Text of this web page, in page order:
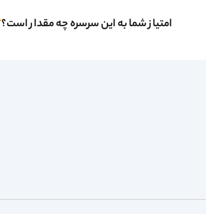
امتیاز شما به این سرسره چه مقدار است؟